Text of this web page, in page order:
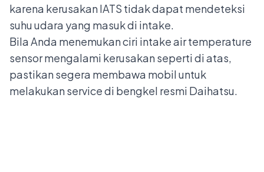
karena kerusakan IATS tidak dapat mendeteksi
suhu udara yang masuk di intake.
Bila Anda menemukan ciri intake air temperature
sensor mengalami kerusakan seperti di atas,
pastikan segera membawa mobil untuk
melakukan service di bengkel resmi Daihatsu.